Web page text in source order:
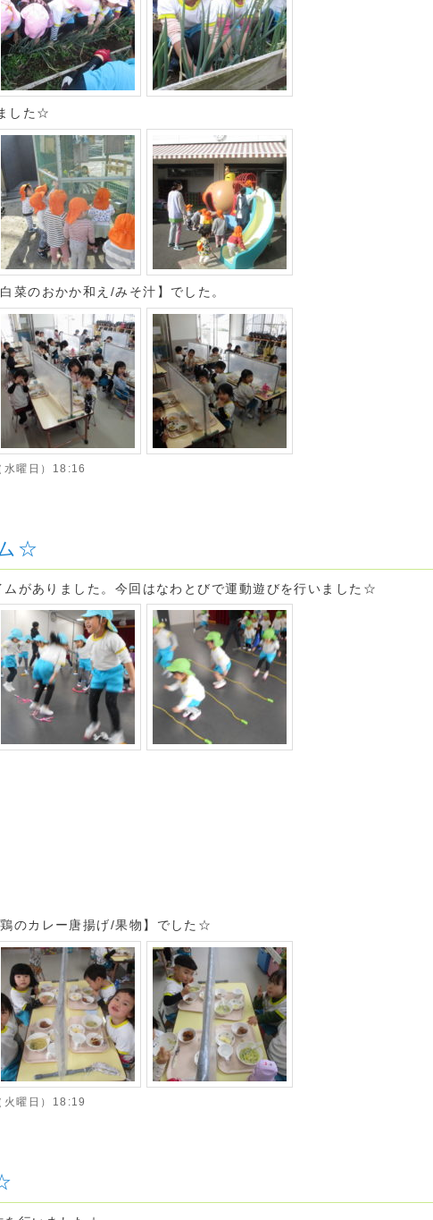
した☆
菜のおかか和え/みそ汁】でした。
曜日）18:16
☆
がありました。今回はなわとびで運動遊びを行いました☆
のカレー唐揚げ/果物】でした☆
曜日）18:19